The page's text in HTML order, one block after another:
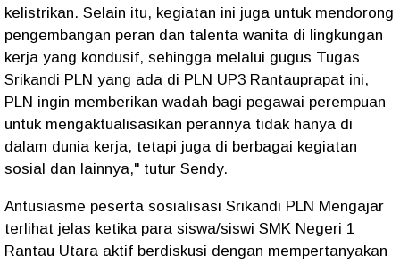
kelistrikan. Selain itu, kegiatan ini juga untuk mendorong
pengembangan peran dan talenta wanita di lingkungan
kerja yang kondusif, sehingga melalui gugus Tugas
Srikandi PLN yang ada di PLN UP3 Rantauprapat ini,
PLN ingin memberikan wadah bagi pegawai perempuan
untuk mengaktualisasikan perannya tidak hanya di
dalam dunia kerja, tetapi juga di berbagai kegiatan
sosial dan lainnya," tutur Sendy.
Antusiasme peserta sosialisasi Srikandi PLN Mengajar
terlihat jelas ketika para siswa/siswi SMK Negeri 1
Rantau Utara aktif berdiskusi dengan mempertanyakan